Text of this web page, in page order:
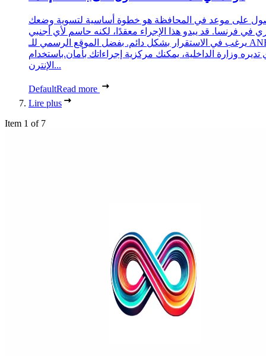
على موعد في المحافظة هو خطوة أساسية لتسوية وضعك
في فرنسا. قد يبدو هذا الإجراء معقدًا، لكنه حاسم لأي أجنبي
يرغب في الاستقرار بشكل دائم. بفضل الموقع الرسمي للـ ANEF،
تديره وزارة الداخلية، يمكنك مركزية إجراءاتك بأمان.باستخدام
الإنترن...
DefaultRead more
Lire plus
Item 1 of 7